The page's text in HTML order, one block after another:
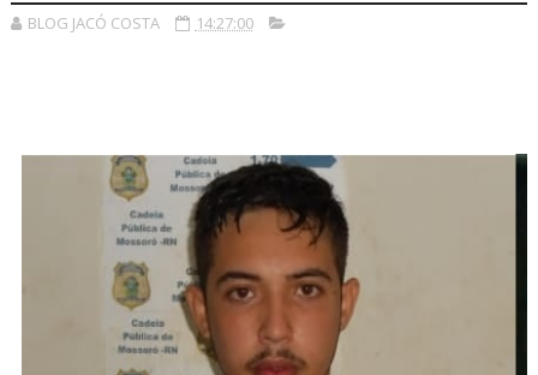
BLOG JACÓ COSTA 14:27:00